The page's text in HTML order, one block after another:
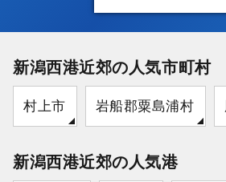
新潟西港近郊の人気市町村
村上市 岩船郡粟島浦村
新潟西港近郊の人気港